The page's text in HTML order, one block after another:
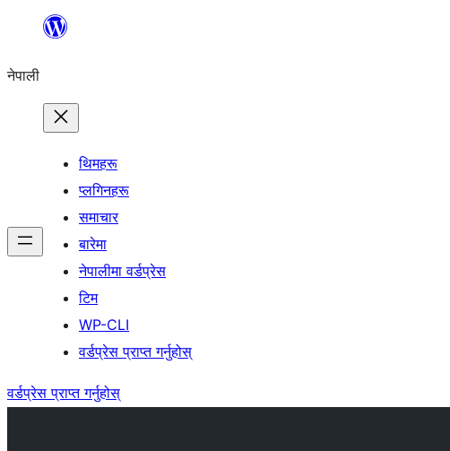
सामग्रीमा
नेपाली
थिमहरू
प्लगिनहरू
समाचार
बारेमा
नेपालीमा वर्डप्रेस
टिम
WP-CLI
वर्डप्रेस प्राप्त गर्नुहोस्
वर्डप्रेस प्राप्त गर्नुहोस्